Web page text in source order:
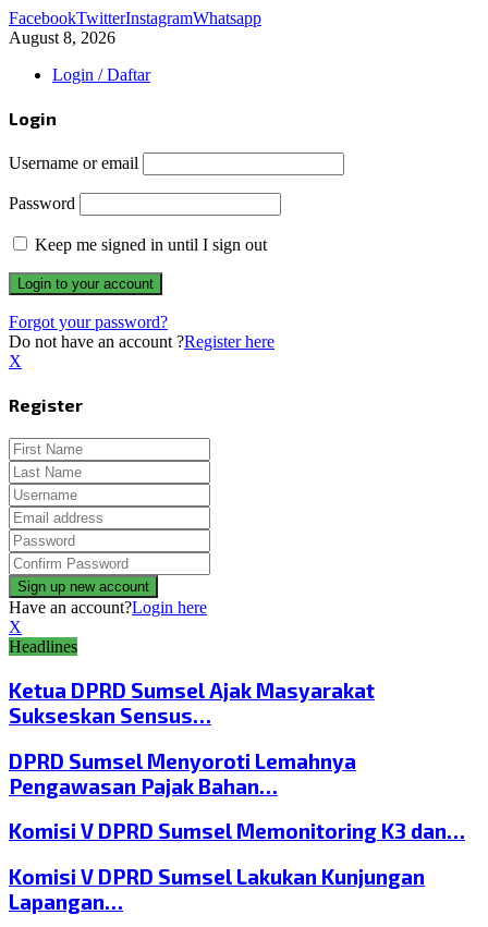
FacebookTwitterInstagramWhatsapp
August 8, 2026
Login / Daftar
Login
Username or email
Password
Keep me signed in until I sign out
Forgot your password?
Do not have an account ?Register here
X
Register
Have an account?Login here
X
Headlines
Ketua DPRD Sumsel Ajak Masyarakat
Sukseskan Sensus…
DPRD Sumsel Menyoroti Lemahnya
Pengawasan Pajak Bahan…
Komisi V DPRD Sumsel Memonitoring K3 dan…
Komisi V DPRD Sumsel Lakukan Kunjungan
Lapangan…